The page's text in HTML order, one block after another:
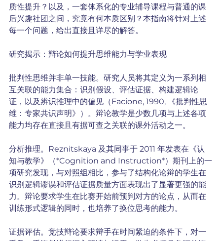
质性提升？以及，一套体系化的专业辅导课程与普通的课
后兴趣社团之间，究竟有何本质区别？本指南将针对上述
每一个问题，给出直接且详尽的解答。
研究揭示：辩论如何提升思维能力与学业表现
批判性思维并非单一技能。研究人员将其定义为一系列相
互关联的能力集合：识别假设、评估证据、构建逻辑论
证，以及辨识推理中的偏见（Facione, 1990, 《批判性思
维：专家共识声明》）。辩论教学是少数几项与上述各项
能力均存在直接且有据可查之关联的课外活动之一。
分析推理。Reznitskaya 及其同事于 2011 年发表在《认
知与教学》（*Cognition and Instruction*）期刊上的一
项研究发现，与对照组相比，参与了结构化论辩的学生在
识别逻辑谬误和评估证据质量方面表现出了显著更强的能
力。辩论要求学生在比赛开始前预判对方的论点，从而在
训练形式逻辑的同时，也培养了换位思考的能力。
证据评估。竞技辩论要求辩手在时间紧迫的条件下，对一